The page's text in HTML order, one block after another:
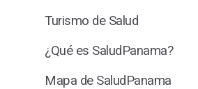
Turismo de Salud
¿Qué es SaludPanama?
Mapa de SaludPanama